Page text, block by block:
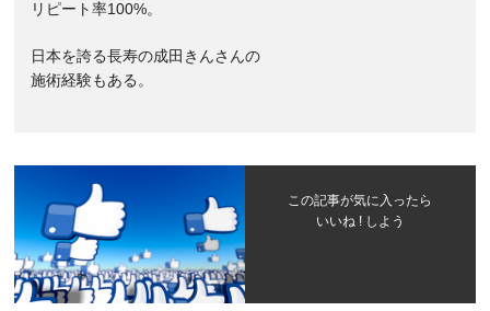
リピート率100%。
日本を誇る長寿の成田きんさんの
施術経験もある。
この記事が気に入ったら
いいね ! しよう